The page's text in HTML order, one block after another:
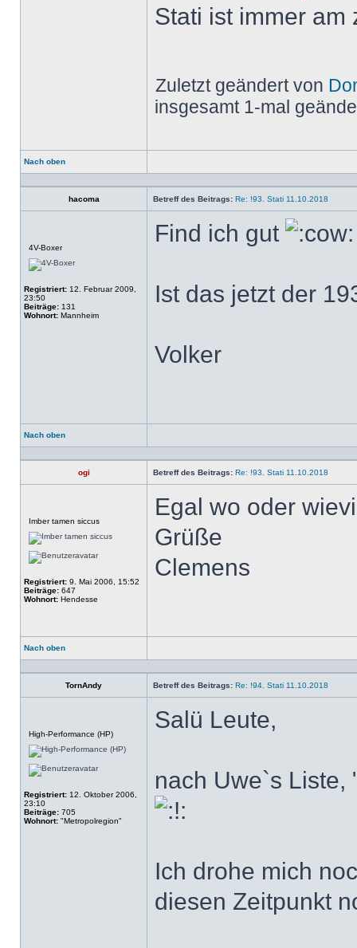
Stati ist immer am
Zuletzt geändert von
insgesamt 1-mal
Nach oben
Profil
hacoma Betreff des Beitrags: Re: !93. Stati 11.10.2018
4V-Boxer
Registriert: 12. Februar 2009,
23:50
Beiträge: 131
Wohnort: Mannheim
Find ich gut
Ist das jetzt der
Volker
Nach oben
Profil
ogi Betreff des Beitrags: Re: !93. Stati 11.10.2018
Imber tamen siccus
Registriert: 9. Mai 2006, 15:52
Beiträge: 647
Wohnort: Hendesse
Egal wo oder
Grüße
Clemens
Nach oben
Profil
TornAndy Betreff des Beitrags: Re: !94. Stati 11.10.2018
High-Performance (HP)
Registriert: 12. Oktober 2006,
23:10
Beiträge: 705
Wohnort: "Metropolregion"
Salü Leute,
nach Uwe`s Liste,
Ich drohe mich
diesen Zeitpunkt